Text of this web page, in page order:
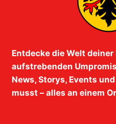
Entdecke die Welt
aufstrebenden
News, Storys, Events
musst – alles an einem